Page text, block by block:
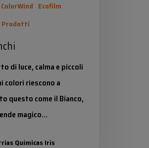
ColorWind Ecofilm
Prodotti
di luce, calma e piccoli
colori riescono a
questo come il Bianco,
magico…
Químicas Iris